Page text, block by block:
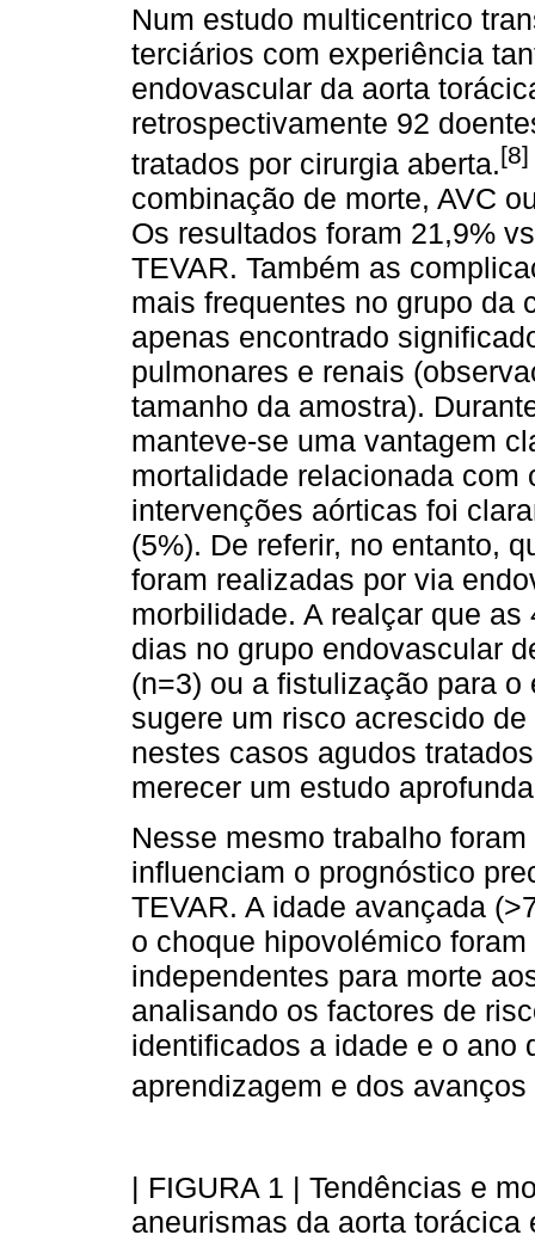
Num estudo multicentrico
terciários com experiência
endovascular da aorta
retrospectivamente 92
tratados por cirurgia aberta.[8]
combinação de morte, AVC
Os resultados foram 21,9%
TEVAR. Também as
mais frequentes no grupo da
apenas encontrado
pulmonares e renais
tamanho da amostra).
manteve-se uma vantagem
mortalidade relacionada com
intervenções aórticas foi
(5%). De referir, no entanto,
foram realizadas por via
morbilidade. A realçar que
dias no grupo endovascular
(n=3) ou a fistulização para
sugere um risco acrescido
nestes casos agudos
merecer um estudo
Nesse mesmo trabalho
influenciam o prognóstico
TEVAR. A idade avançada
o choque hipovolémico
independentes para morte
analisando os factores de
identificados a idade e o ano
aprendizagem e dos
| FIGURA 1 | Tendências e
aneurismas da aorta torácica